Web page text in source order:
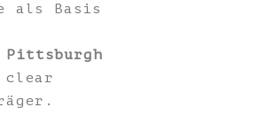
als Basis
Pittsburgh
clear